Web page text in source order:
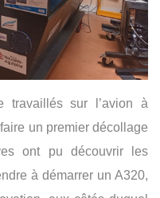
travaillés sur l’avion à
un premier décollage
ont pu découvrir les
à démarrer un A320,